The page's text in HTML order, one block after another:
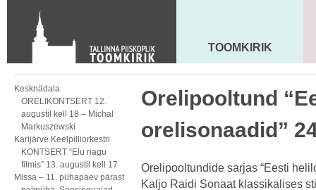
Toom-Kooli 6, 10130 TALLINN
tallinna.toom
+372 644 4140
MAARJA KIRIK
TOOMKIRIK
Kesknädala
ORELIKONTSERT 12.
augustil kell 18 – Michal
Markuszewski
Karijärve Keelpilliorkestri
KONTSERT “Elu nagu
filmis” 13. augustil kell 17
Missa – 11. pühapäev pärast
Orelipooltund
orelisonaadid”
Orelipooltundide sarjas “Eesti
Kaljo Raidi Sonaat klassikalises